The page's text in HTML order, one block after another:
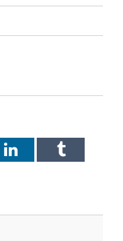
LinkedInTumblr